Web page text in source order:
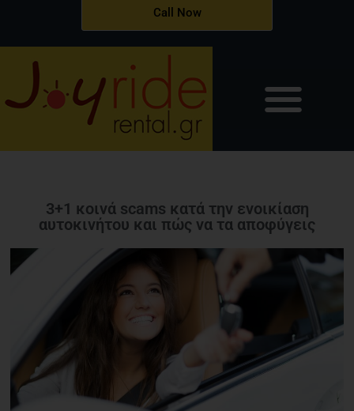
περιεχόμενο
Call Now
3+1 κοινά scams κατά την ενοικίαση
αυτοκινήτου και πώς να τα αποφύγεις